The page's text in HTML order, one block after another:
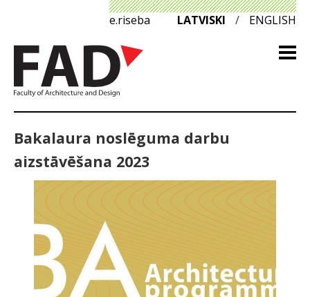
e.riseba LATVISKI / ENGLISH
Bakalaura noslēguma darbu
aizstāvēšana 2023